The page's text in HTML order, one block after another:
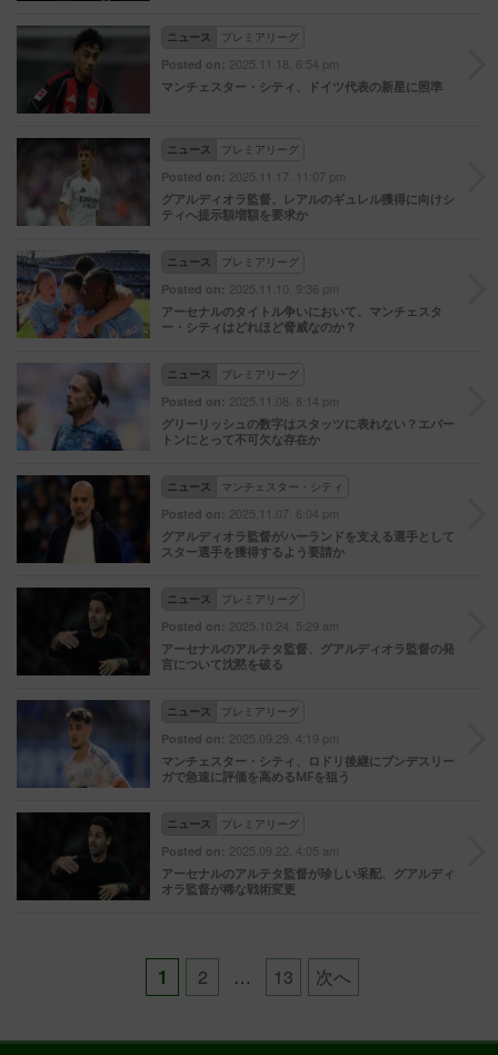
ニュース プレミアリーグ
Posted on: 2025.11.18. 6:54 pm
マンチェスター・シティ、ドイツ代表の新星に照準
ニュース プレミアリーグ
Posted on: 2025.11.17. 11:07 pm
グアルディオラ監督、レアルのギュレル獲得に向けシ
ティへ提示額増額を要求か
ニュース プレミアリーグ
Posted on: 2025.11.10. 9:36 pm
アーセナルのタイトル争いにおいて、マンチェスタ
ー・シティはどれほど脅威なのか？
ニュース プレミアリーグ
Posted on: 2025.11.08. 8:14 pm
グリーリッシュの数字はスタッツに表れない？エバー
トンにとって不可欠な存在か
ニュース マンチェスター・シティ
Posted on: 2025.11.07. 6:04 pm
グアルディオラ監督がハーランドを支える選手として
スター選手を獲得するよう要請か
ニュース プレミアリーグ
Posted on: 2025.10.24. 5:29 am
アーセナルのアルテタ監督、グアルディオラ監督の発
言について沈黙を破る
ニュース プレミアリーグ
Posted on: 2025.09.29. 4:19 pm
マンチェスター・シティ、ロドリ後継にブンデスリー
ガで急速に評価を高めるMFを狙う
ニュース プレミアリーグ
Posted on: 2025.09.22. 4:05 am
アーセナルのアルテタ監督が珍しい采配、グアルディ
オラ監督が稀な戦術変更
Posts
pagination
1 2 … 13 次へ